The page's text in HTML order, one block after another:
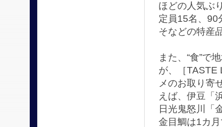
ほどの人気ぶ
定員15名、90
そなどの特産
また、“食”で
が、［TASTE
メのお取り寄
えば、伊豆「
日光鬼怒川「
金目鯛は1カ